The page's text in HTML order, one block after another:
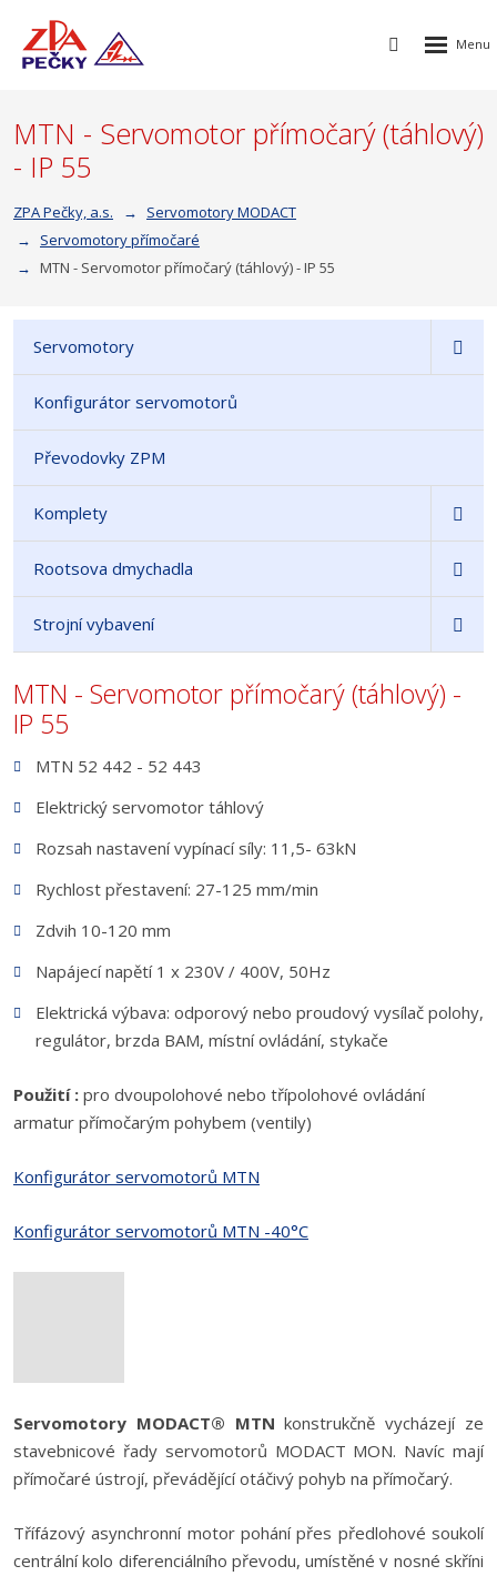
Vyhledávání
Rozbalení
MTN - Servomotor přímočarý (táhlový)
- IP 55
ZPA Pečky, a.s.
Servomotory MODACT
Servomotory přímočaré
MTN - Servomotor přímočarý (táhlový) - IP 55
Servomotory
Konfigurátor servomotorů
Převodovky ZPM
Komplety
Rootsova dmychadla
Strojní vybavení
MTN - Servomotor přímočarý (táhlový) -
IP 55
MTN 52 442 - 52 443
Elektrický servomotor táhlový
Rozsah nastavení vypínací síly: 11,5- 63kN
Rychlost přestavení: 27-125 mm/min
Zdvih 10-120 mm
Napájecí napětí 1 x 230V / 400V, 50Hz
Elektrická výbava: odporový nebo proudový vysílač polohy,
regulátor, brzda BAM, místní ovládání, stykače
Použití : pro dvoupolohové nebo třípolohové ovládání
armatur přímočarým pohybem (ventily)
Konfigurátor servomotorů MTN
Konfigurátor servomotorů MTN -40°C
Servomotory MODACT® MTN konstrukčně vycházejí ze
stavebnicové řady servomotorů MODACT MON. Navíc mají
přímočaré ústrojí, převádějící otáčivý pohyb na přímočarý.
Třífázový asynchronní motor pohání přes předlohové soukolí
centrální kolo diferenciálního převodu, umístěné v nosné skříni